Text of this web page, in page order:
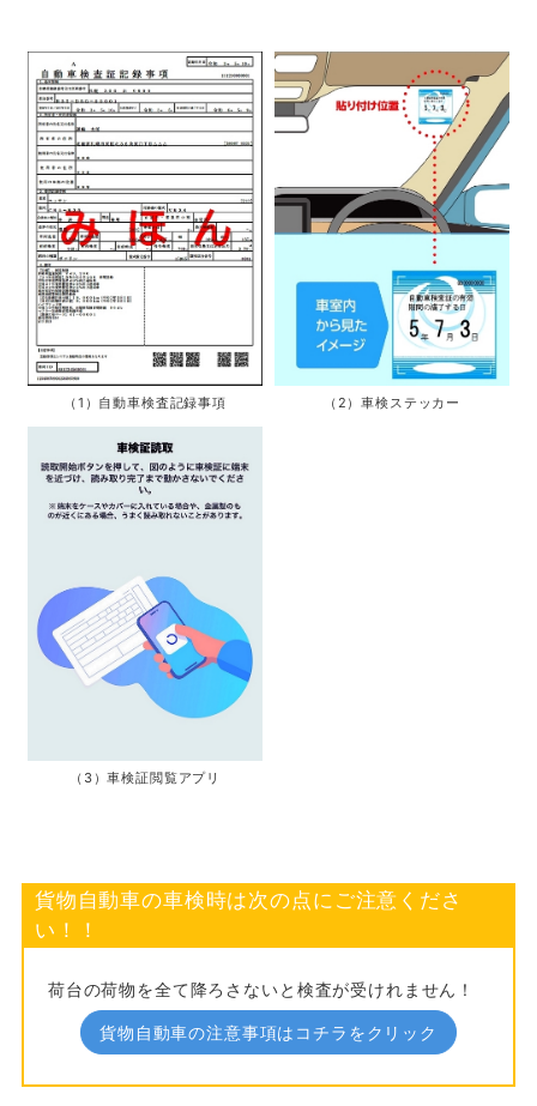
（1）自動車検査記録事項 （2）車検ステッカー
（3）車検証閲覧アプリ
貨物自動車の車検時は次の点にご注意くださ
い！！
荷台の荷物を全て降ろさないと検査が受けれません！
貨物自動車の注意事項はコチラをクリック